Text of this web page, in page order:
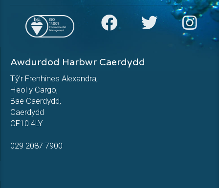
Awdurdod Harbwr Caerdydd
Tŷ’r Frenhines Alexandra,
Heol y Cargo,
Bae Caerdydd,
Caerdydd
CF10 4LY
029 2087 7900